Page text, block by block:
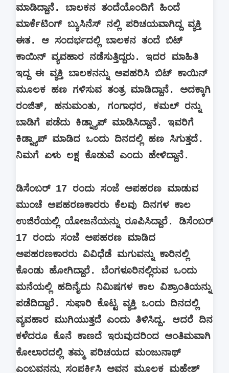
ಮಾಡಿದ್ದಾನೆ. ಬಾಲಕನ ತಂದೆಯೊಂದಿಗೆ ಹಿಂದೆ
ಮಾರ್ಕೆಟಿಂಗ್ ಬ್ಯುಸಿನೆಸ್ ನಲ್ಲಿ ಪರಿಚಯವಾಗಿದ್ದ ವ್ಯಕ್ತಿ
ಈತ. ಆ ಸಂದರ್ಭದಲ್ಲಿ ಬಾಲಕನ ತಂದೆ ಬಿಟ್
ಕಾಯಿನ್ ವ್ಯವಹಾರ ನಡೆಸುತ್ತಿದ್ದರು. ಇದರ ಮಾಹಿತಿ
ಇದ್ದ ಈ ವ್ಯಕ್ತಿ ಬಾಲಕನನ್ನು ಅಪಹರಿಸಿ ಬಿಟ್ ಕಾಯಿನ್
ಮೂಲಕ ಹಣ ಗಳಿಸುವ ತಂತ್ರ ಮಾಡಿದ್ದಾನೆ. ಅದಕ್ಕಾಗಿ
ರಂಜಿತ್, ಹನುಮಂತು, ಗಂಗಾಧರ, ಕಮಲ್ ರನ್ನು
ಬಾಡಿಗೆ ಪಡೆದು ಕಿಡ್ನ್ಯಾಪ್ ಮಾಡಿಸಿದ್ದಾನೆ. ಇವರಿಗೆ
ಕಿಡ್ನ್ಯಾಪ್ ಮಾಡಿದ ಒಂದು ದಿನದಲ್ಲಿ ಹಣ ಸಿಗುತ್ತದೆ.
ನಿಮಗೆ ಏಳು ಲಕ್ಷ ಕೊಡುವೆ ಎಂದು ಹೇಳಿದ್ದಾನೆ.
ಡಿಸೆಂಬರ್ 17 ರಂದು ಸಂಜೆ ಅಪಹರಣ ಮಾಡುವ
ಮುಂಚೆ ಅಪಹರಣಕಾರರು ಕೆಲವು ದಿನಗಳ ಕಾಲ
ಉಜಿರೆಯಲ್ಲಿ ಯೋಜನೆಯನ್ನು ರೂಪಿಸಿದ್ದಾರೆ. ಡಿಸೆಂಬರ್
17 ರಂದು ಸಂಜೆ ಅಪಹರಣ ಮಾಡಿದ
ಅಪಹರಣಕಾರರು ವಿವಿಧೆಡೆ ಮಗುವನ್ನು ಕಾರಿನಲ್ಲಿ
ಕೊಂಡು ಹೋಗಿದ್ದಾರೆ. ಬೆಂಗಳೂರಿನಲ್ಲಿರುವ ಒಂದು
ಮನೆಯಲ್ಲಿ ಹದಿನೈದು ನಿಮಿಷಗಳ ಕಾಲ ವಿಶ್ರಾಂತಿಯನ್ನು
ಪಡೆದಿದ್ದಾರೆ. ಸುಫಾರಿ ಕೊಟ್ಟ ವ್ಯಕ್ತಿ ಒಂದು ದಿನದಲ್ಲಿ
ವ್ಯವಹಾರ ಮುಗಿಯುತ್ತದೆ ಎಂದು ತಿಳಿಸಿದ್ದ. ಆದರೆ ದಿನ
ಕಳೆದರೂ ಕೊನೆ ಕಾಣದೆ ಇರುವುದರಿಂದ ಅಂತಿಮವಾಗಿ
ಕೋಲಾರದಲ್ಲಿ ತಮ್ಮ ಪರಿಚಯದ ಮಂಜುನಾಥ್
ಎಂಬವನನ್ನು ಸಂಪರ್ಕಿಸಿ ಅವನ ಮೂಲಕ ಮಹೇಶ್